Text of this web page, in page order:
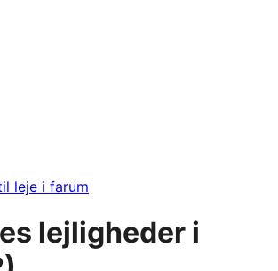
leje i farum
lejligheder i